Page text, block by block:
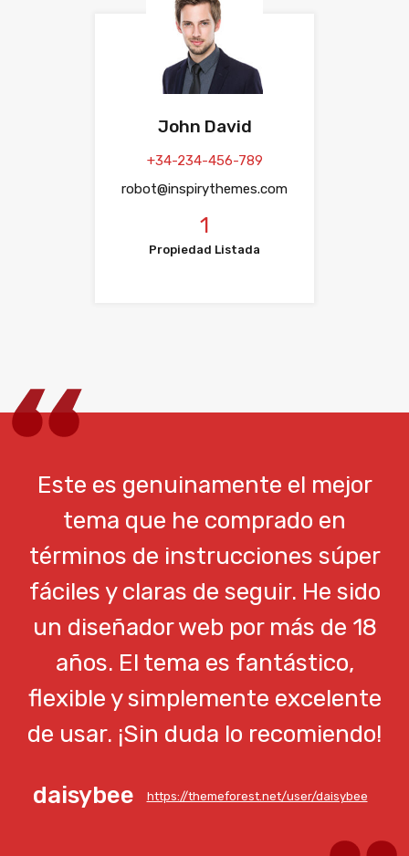
John David
+34-234-456-789
robot@inspirythemes.com
1
Propiedad Listada
Este es genuinamente el mejor
tema que he comprado en
términos de instrucciones súper
fáciles y claras de seguir. He sido
un diseñador web por más de 18
años. El tema es fantástico,
flexible y simplemente excelente
de usar. ¡Sin duda lo recomiendo!
daisybee https://themeforest.net/user/daisybee